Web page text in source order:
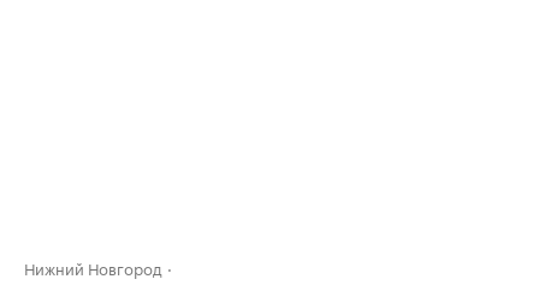
Нижний Новгород